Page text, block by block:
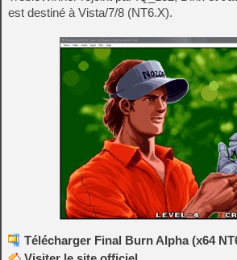
est destiné à Vista/7/8 (NT6.X).
Télécharger Final Burn Alpha (x64